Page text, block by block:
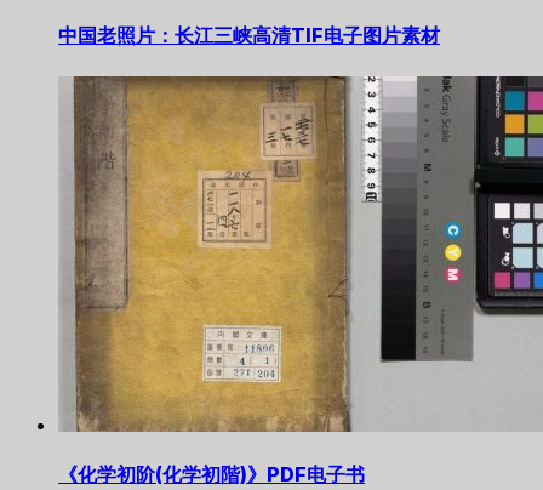
中国老照片：长江三峡高清TIF电子图片素材
《化学初阶(化学初階)》PDF电子书